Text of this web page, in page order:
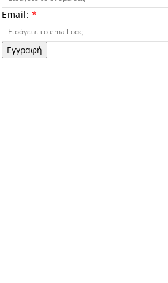
Email: *
Εγγραφή